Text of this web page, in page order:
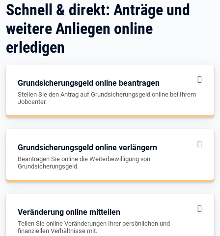
Schnell & direkt: Anträge und
weitere Anliegen online
erledigen
Grundsicherungsgeld online beantragen
Stellen Sie den Antrag auf Grundsicherungsgeld online bei Ihrem
Jobcenter.
Grundsicherungsgeld online verlängern
Beantragen Sie online die Weiterbewilligung von
Grundsicherungsgeld.
Veränderung online mitteilen
Teilen Sie online Veränderungen Ihrer persönlichen und
finanziellen Verhältnisse mit.